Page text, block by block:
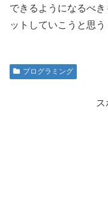
できるようになるべ
ットしていこうと思
プログラミング
ス